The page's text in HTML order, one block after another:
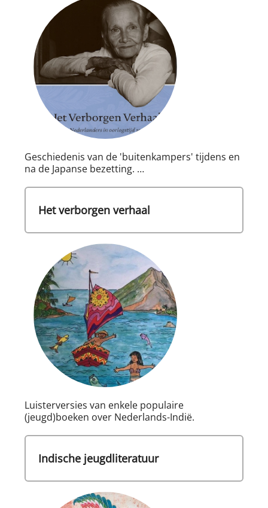
Geschiedenis van de 'buitenkampers' tijdens en
na de Japanse bezetting. …
Het verborgen verhaal
Luisterversies van enkele populaire
(jeugd)boeken over Nederlands-Indië.
Indische jeugdliteratuur